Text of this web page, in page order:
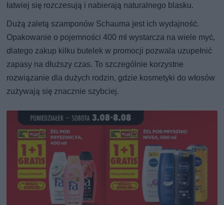
łatwiej się rozczesują i nabierają naturalnego blasku.
Dużą zaletą szamponów Schauma jest ich wydajność.
Opakowanie o pojemności 400 ml wystarcza na wiele myć,
dlatego zakup kilku butelek w promocji pozwala uzupełnić
zapasy na dłuższy czas. To szczególnie korzystne
rozwiązanie dla dużych rodzin, gdzie kosmetyki do włosów
zużywają się znacznie szybciej.